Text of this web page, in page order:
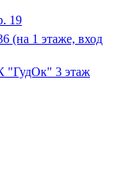
19
(на 1 этаже, вход
"ГудОк" 3 этаж